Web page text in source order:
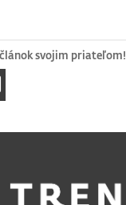
svojim priateľom!